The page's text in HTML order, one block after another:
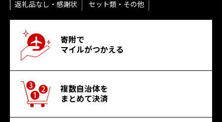
返礼品なし・感謝状
セット類・その他
寄附で
マイルがつかえる
複数自治体を
まとめて決済